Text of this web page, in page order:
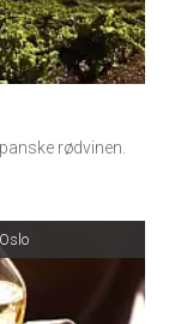
rødvinen.